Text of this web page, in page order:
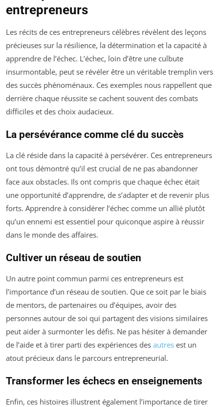
entrepreneurs
Les récits de ces entrepreneurs célèbres révèlent des leçons
précieuses sur la résilience, la détermination et la capacité à
apprendre de l’échec. L’échec, loin d’être une culbute
insurmontable, peut se révéler être un véritable tremplin vers
des succès phénoménaux. Ces exemples nous rappellent que
derrière chaque réussite se cachent souvent des combats
difficiles et des choix audacieux.
La persévérance comme clé du succès
La clé réside dans la capacité à persévérer. Ces entrepreneurs
ont tous démontré qu’il est crucial de ne pas abandonner
face aux obstacles. Ils ont compris que chaque échec était
une opportunité d’apprendre, de s’adapter et de revenir plus
forts. Apprendre à considérer l’échec comme un allié plutôt
qu’un ennemi est essentiel pour quiconque aspire à réussir
dans le monde des affaires.
Cultiver un réseau de soutien
Un autre point commun parmi ces entrepreneurs est
l’importance d’un réseau de soutien. Que ce soit par le biais
de mentors, de partenaires ou d’équipes, avoir des
personnes autour de soi qui partagent des visions similaires
peut aider à surmonter les défis. Ne pas hésiter à demander
de l’aide et à tirer parti des expériences des autres est un
atout précieux dans le parcours entrepreneurial.
Transformer les échecs en enseignements
Enfin, ces histoires illustrent également l’importance de tirer